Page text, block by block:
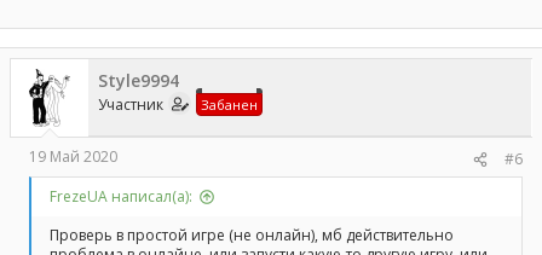
Style9994
Участник Забанен
19 Май 2020
#6
FrezeUA написал(а):
Проверь в простой игре (не онлайн), мб действительно